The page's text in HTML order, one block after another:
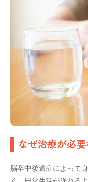
なぜ治療が必
脳卒中後遺症によって